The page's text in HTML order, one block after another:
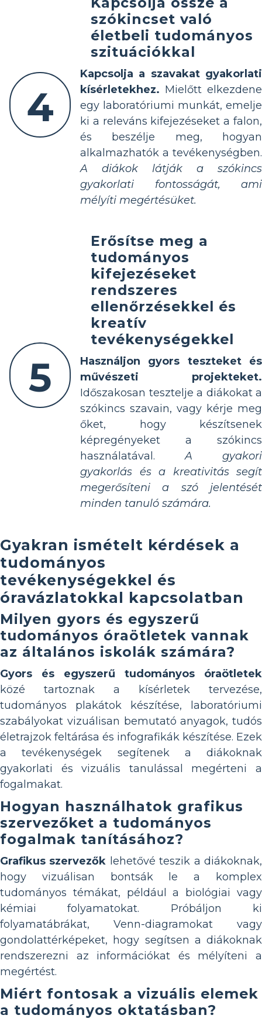
4
szókincset való
életbeli tudományos
szituációkkal
Kapcsolja a szavakat gyakorlati
kísérletekhez. Mielőtt elkezdene
egy laboratóriumi munkát, emelje
ki a releváns kifejezéseket a falon,
és beszélje meg, hogyan
alkalmazhatók a tevékenységben.
A diákok látják a szókincs
gyakorlati fontosságát, ami
mélyíti megértésüket.
5
Erősítse meg a
tudományos
kifejezéseket
rendszeres
ellenőrzésekkel és
kreatív
tevékenységekkel
Használjon gyors teszteket és
művészeti projekteket.
Időszakosan tesztelje a diákokat a
szókincs szavain, vagy kérje meg
őket, hogy készítsenek
képregényeket a szókincs
használatával.A gyakori
gyakorlás és a kreativitás segít
megerősíteni a szó jelentését
minden tanuló számára.
Gyakran ismételt kérdések a
tudományos
tevékenységekkel és
óravázlatokkal kapcsolatban
Milyen gyors és egyszerű
tudományos óraötletek vannak
az általános iskolák számára?
Gyors és egyszerű tudományos óraötletek
közé tartoznak a kísérletek tervezése,
tudományos plakátok készítése, laboratóriumi
szabályokat vizuálisan bemutató anyagok, tudós
életrajzok feltárása és infografikák készítése. Ezek
a tevékenységek segítenek a diákoknak
gyakorlati és vizuális tanulással megérteni a
fogalmakat.
Hogyan használhatok grafikus
szervezőket a tudományos
fogalmak tanításához?
Grafikus szervezők lehetővé teszik a diákoknak,
hogy vizuálisan bontsák le a komplex
tudományos témákat, például a biológiai vagy
kémiai folyamatokat. Próbáljon ki
folyamatábrákat, Venn-diagramokat vagy
gondolattérképeket, hogy segítsen a diákoknak
rendszerezni az információkat és mélyíteni a
megértést.
Miért fontosak a vizuális elemek
a tudományos oktatásban?